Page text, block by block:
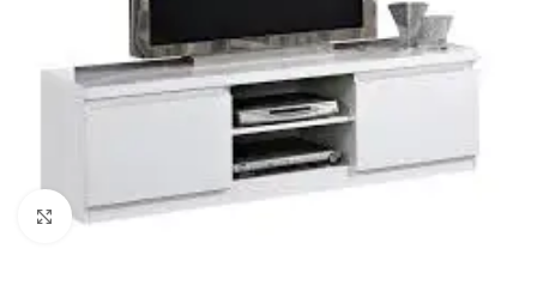
Click to enlarge